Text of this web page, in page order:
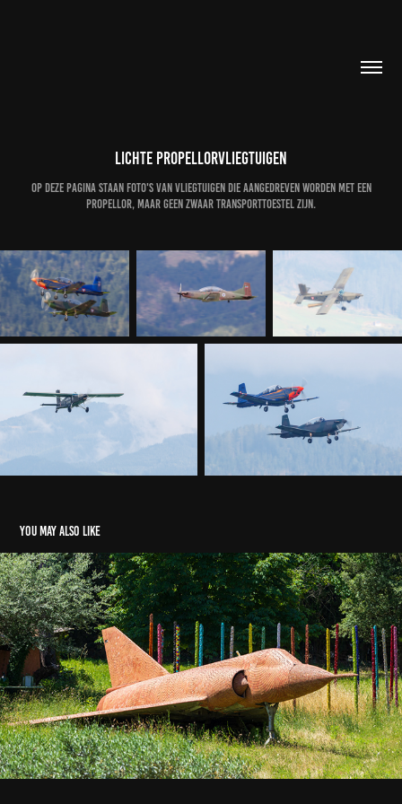
Lichte propellorvliegtuigen
Op deze pagina staan foto's van vliegtuigen die aangedreven worden met een
propellor, maar geen zwaar transporttoestel zijn.
You may also like
Wrecks & Relics
2024